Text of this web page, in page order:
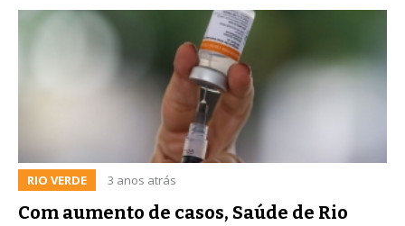
RIO VERDE 3 anos atrás
Com aumento de casos, Saúde de Rio